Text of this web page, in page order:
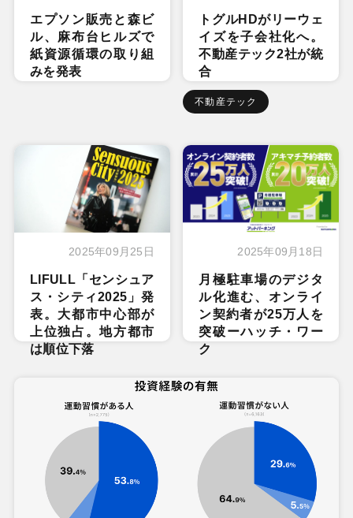
エプソン販売と森ビ
ル、麻布台ヒルズで
紙資源循環の取り組
みを発表
トグルHDがリーウェ
イズを子会社化へ。
不動産テック2社が統
合
不動産テック
2025年09月25日
LIFULL「センシュア
ス・シティ2025」発
表。大都市中心部が
上位独占。地方都市
は順位下落
2025年09月18日
月極駐車場のデジタ
ル化進む、オンライ
ン契約者が25万人を
突破ーハッチ・ワー
ク